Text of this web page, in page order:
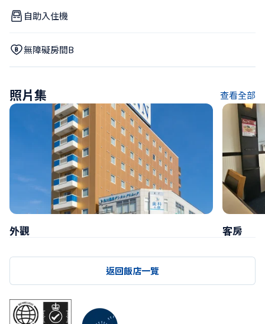
自助入住機
無障礙房間B
照片集 查看全部
外觀 客房
返回飯店一覽